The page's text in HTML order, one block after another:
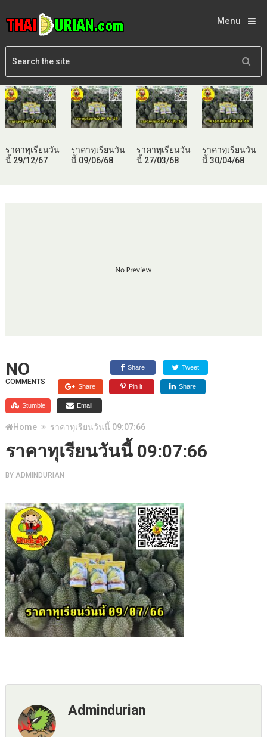
Menu
ราคาทุเรียนวัน
นี้ 29/12/67
ราคาทุเรียนวัน
นี้ 09/06/68
ราคาทุเรียนวัน
นี้ 27/03/68
ราคาทุเรียนวัน
นี้ 30/04/68
NO
COMMENTS
Share Tweet
Share Pin it Share
Stumble Email
Home ราคาทุเรียนวันนี้ 09:07:66
ราคาทุเรียนวันนี้ 09:07:66
BY ADMINDURIAN
Admindurian